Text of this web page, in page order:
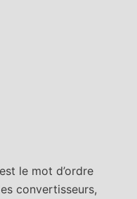
le mot d’ordre
convertisseurs,